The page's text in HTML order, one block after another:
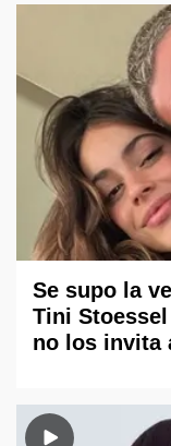
Se supo la
Tini
no los invita